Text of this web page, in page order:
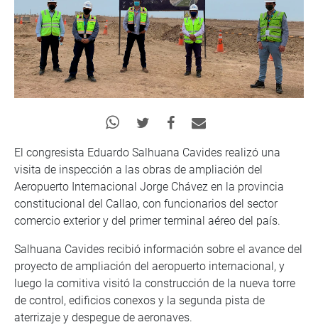
El congresista Eduardo Salhuana Cavides realizó una
visita de inspección a las obras de ampliación del
Aeropuerto Internacional Jorge Chávez en la provincia
constitucional del Callao, con funcionarios del sector
comercio exterior y del primer terminal aéreo del país.
Salhuana Cavides recibió información sobre el avance del
proyecto de ampliación del aeropuerto internacional, y
luego la comitiva visitó la construcción de la nueva torre
de control, edificios conexos y la segunda pista de
aterrizaje y despegue de aeronaves.